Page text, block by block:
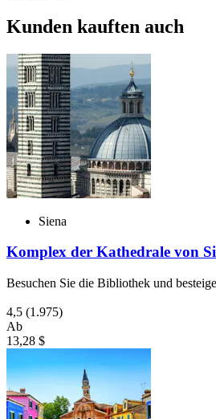
Kunden kauften auch
Siena
Komplex der Kathedrale von
Besuchen Sie die Bibliothek und
4,5 (1.975)
Ab
13,28 $